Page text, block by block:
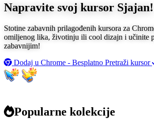
Napravite svoj kursor Sjajan!
Stotine zabavnih prilagođenih kursora za
omiljenog lika, životinju ili cool dizajn i učinite
zabavnijim!
Dodaj u Chrome - Besplatno Pretraži kursor
Popularne kolekcije